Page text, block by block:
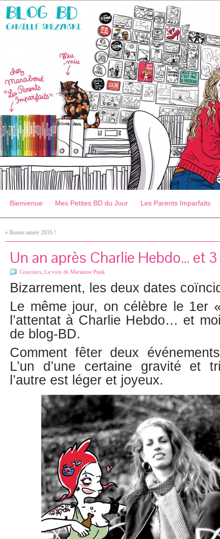
Bienvenue Mes Petites BD du Jour Les Parents Imparfaits
« Bonne année 2016 !
Un an après Charlie Hebdo… et
Concours La voix de Marianne Punk
Bizarrement, les deux dates
Le même jour, on célèbre le 1er
l’attentat à Charlie Hebdo… et
de blog-BD.
Comment fêter deux
L’un d’une certaine gravité et
l’autre est léger et joyeux.